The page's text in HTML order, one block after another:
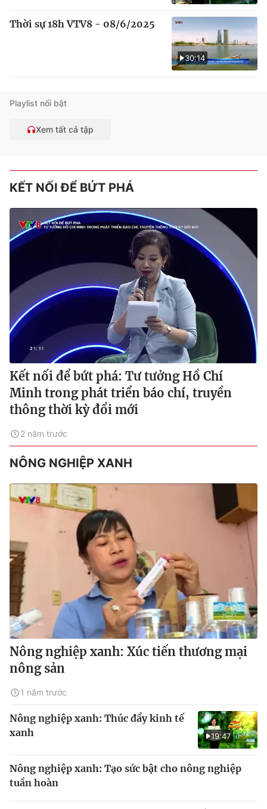
30:14
Thời sự 18h VTV8 - 08/6/2025
Playlist nổi bật
Xem tất cả tập
KẾT NỐI ĐỂ BỨT PHÁ
Kết nối để bứt phá: Tư tưởng Hồ Chí
Minh trong phát triển báo chí, truyền
thông thời kỳ đổi mới
2 năm trước
NÔNG NGHIỆP XANH
Nông nghiệp xanh: Xúc tiến thương mại
nông sản
1 năm trước
19:47
Nông nghiệp xanh: Thúc đẩy kinh tế
xanh
Nông nghiệp xanh: Tạo sức bật cho nông nghiệp
tuần hoàn